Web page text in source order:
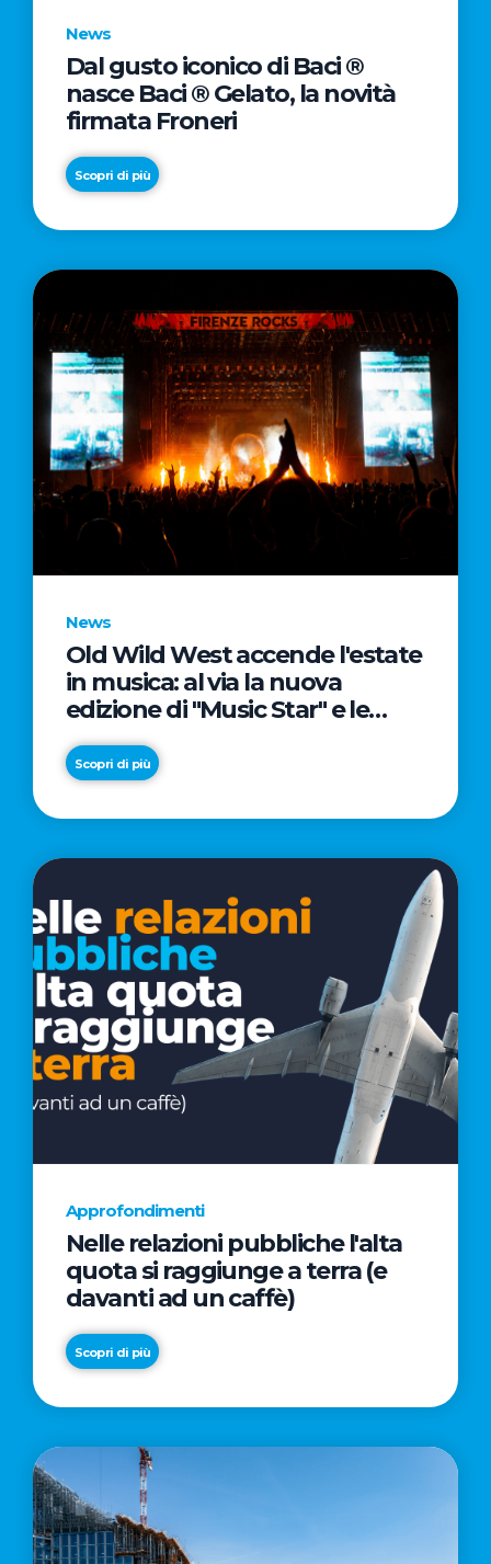
News
Dal gusto iconico di Baci ®
nasce Baci ® Gelato, la novità
firmata Froneri
Scopri di più
News
Old Wild West accende l'estate
in musica: al via la nuova
edizione di "Music Star" e le
prestigiose partnership con
Radio Italia e Live Nation
Scopri di più
Approfondimenti
Nelle relazioni pubbliche l'alta
quota si raggiunge a terra (e
davanti ad un caffè)
Scopri di più